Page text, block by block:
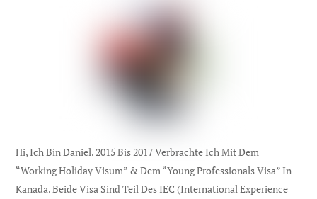
Hi, Ich Bin Daniel. 2015 Bis 2017 Verbrachte Ich Mit Dem
“Working Holiday Visum” & Dem “Young Professionals Visa” In
Kanada. Beide Visa Sind Teil Des IEC (international Experience